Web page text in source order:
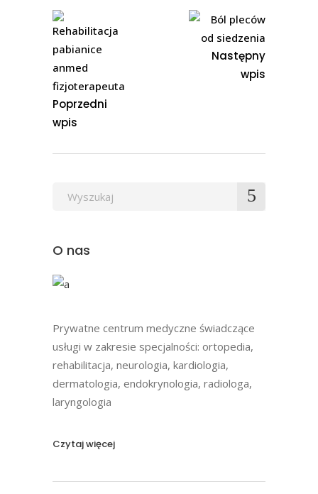
Poprzedni
wpis
Następny
wpis
Wyszukaj
O nas
Prywatne centrum medyczne świadczące
usługi w zakresie specjalności: ortopedia,
rehabilitacja, neurologia, kardiologia,
dermatologia, endokrynologia, radiologa,
laryngologia
Czytaj więcej